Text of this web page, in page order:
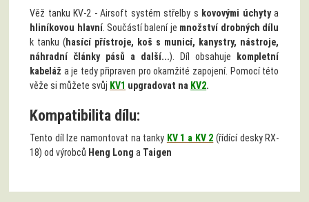
Věž tanku KV-2 - Airsoft systém střelby s kovovými úchytya
hliníkovou hlavní. Součástí balení je množství drobných dílu
k tanku (hasící přístroje, koš s municí, kanystry, nástroje,
náhradní články pásů a další...). Díl obsahuje
kompletní
kabeláž a je tedy připraven pro okamžité zapojení. Pomocí této
věže si můžete svůj KV1 upgradovat na KV2.
Kompatibilita dílu:
Tento díl lze namontovat na tanky KV 1 a KV 2 (řídící desky RX-
18) od výrobců Heng Long a Taigen